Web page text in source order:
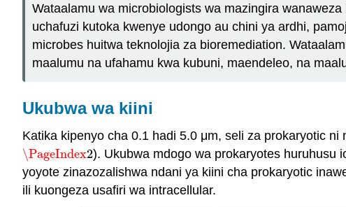
Wataalamu wa microbiologists wa mazingira
uchafuzi kutoka kwenye udongo au chini ya ardhi,
microbes huitwa teknolojia za bioremediation.
maalumu na ufahamu kwa kubuni, maendeleo, na
Ukubwa wa kiini
Katika kipenyo cha 0.1 hadi 5.0 μm, seli za prokaryotic
\PageIndex2
\PageIndex2). Ukubwa mdogo wa prokaryotes huruhusu
yoyote zinazozalishwa ndani ya kiini cha prokaryotic
ili kuongeza usafiri wa intracellular.